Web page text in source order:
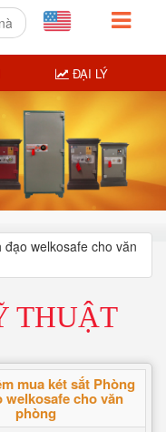
THUẬT
mua két sắt Phòng
welkosafe cho văn
phòng
ĐẠI LÝ